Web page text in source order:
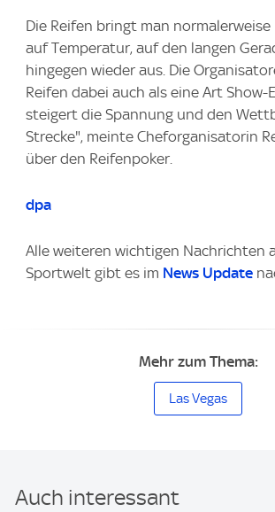
Die Reifen bringt man normalerweise
auf Temperatur, auf den langen
hingegen wieder aus. Die
Reifen dabei auch als eine Art Show-
steigert die Spannung und den
Strecke", meinte Cheforganisatorin
über den Reifenpoker.
dpa
Alle weiteren wichtigen Nachrichten
Sportwelt gibt es im News Update
Mehr zum Thema:
Las Vegas
Auch interessant